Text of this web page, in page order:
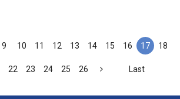
9 10 11 12 13 14 15 16 17 18
22 23 24 25 26 Last